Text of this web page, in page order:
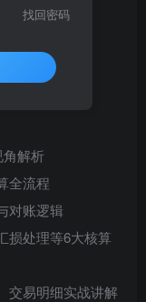
解析
全流程
对账逻辑
损处理等6大核算
交易明细实战讲解
找回密码